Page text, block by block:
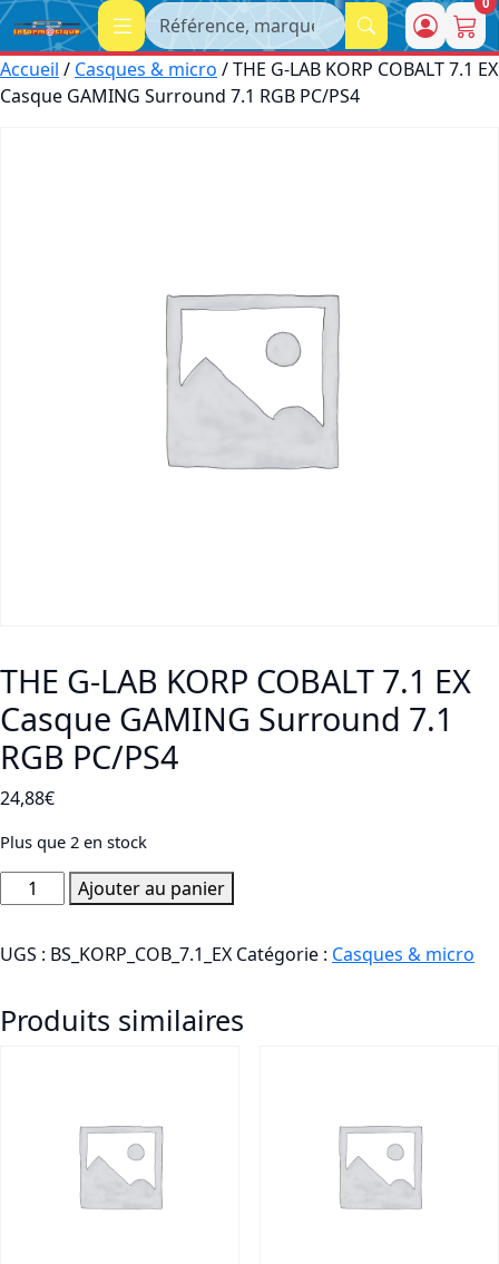
Recherche
Accueil / Casques & micro / THE G-LAB KORP COBALT 7.1 EX
Casque GAMING Surround 7.1 RGB PC/PS4
THE G-LAB KORP COBALT 7.1 EX
Casque GAMING Surround 7.1
RGB PC/PS4
24,88€
Plus que 2 en stock
quantité
de
G-
KORP
Ajouter au panier
UGS : BS_KORP_COB_7.1_EX Catégorie : Casques & micro
Produits similaires